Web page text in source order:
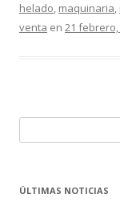
helado, maquinaria,
venta en 21 febrero,
u
c
ÚLTIMAS NOTICIAS